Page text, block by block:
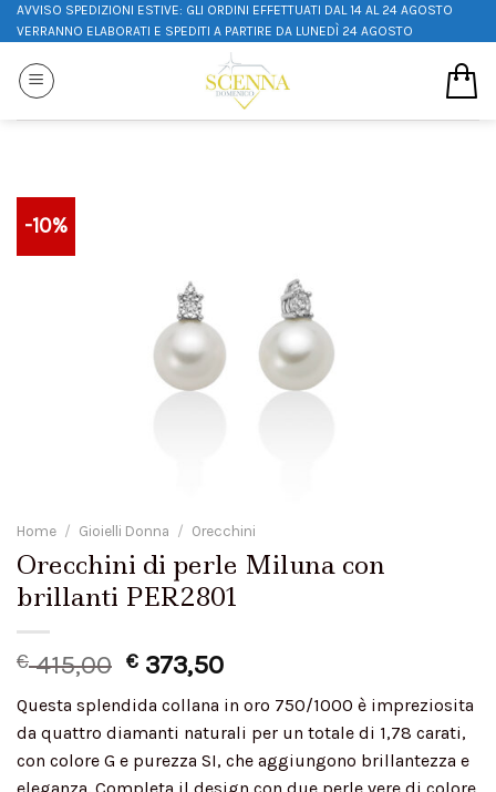
AVVISO SPEDIZIONI ESTIVE: GLI ORDINI EFFETTUATI DAL 14 AL 24 AGOSTO
VERRANNO ELABORATI E SPEDITI A PARTIRE DA LUNEDÌ 24 AGOSTO
-10%
Home / Gioielli Donna / Orecchini
Orecchini di perle Miluna con
brillanti PER2801
€415,00 € 373,50
Questa splendida collana in oro 750/1000 è impreziosita
da quattro diamanti naturali per un totale di 1,78 carati,
con colore G e purezza SI, che aggiungono brillantezza e
eleganza. Completa il design con due perle vere di colore